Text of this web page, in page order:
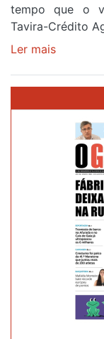
tempo que o
Tavira-Crédito
Ler mais
Amarela
após
quarto
cruzar